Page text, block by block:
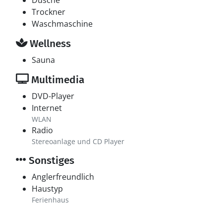
Trockner
Waschmaschine
Wellness
Sauna
Multimedia
DVD-Player
Internet
WLAN
Radio
Stereoanlage und CD Player
Sonstiges
Anglerfreundlich
Haustyp
Ferienhaus